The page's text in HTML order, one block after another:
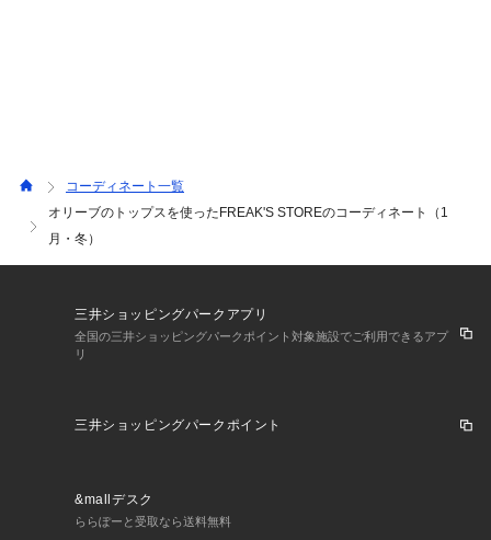
コーディネート一覧
オリーブのトップスを使ったFREAK'S STOREのコーディネート（1
月・冬）
三井ショッピングパークアプリ
全国の三井ショッピングパークポイント対象施設でご利用できるアプ
リ
三井ショッピングパークポイント
&mallデスク
ららぽーと受取なら送料無料